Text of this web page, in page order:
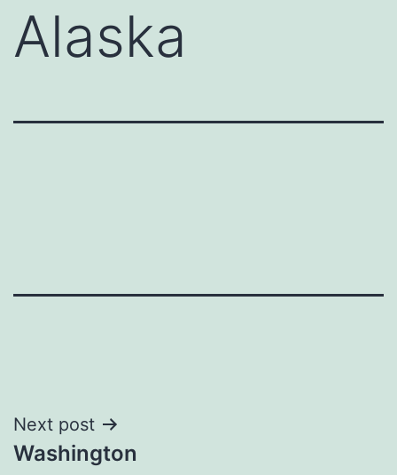
Alaska
Navegación
Next post
Washington